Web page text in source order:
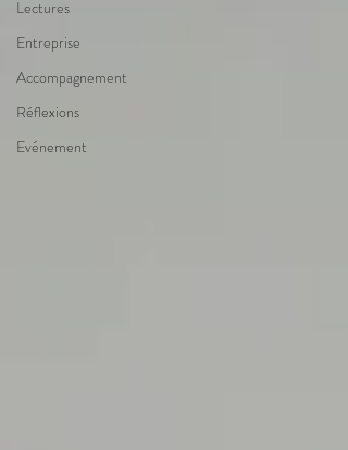
Lectures
Entreprise
Accompagnement
Réflexions
Evénement